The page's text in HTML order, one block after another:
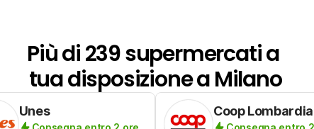
Più di 239 supermercati a
tua disposizione a Milano
Unes Coop Lombardia